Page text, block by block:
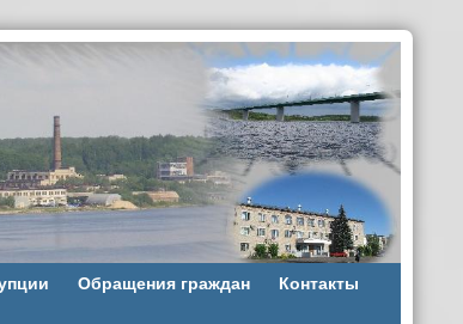
Обращения граждан Контакты